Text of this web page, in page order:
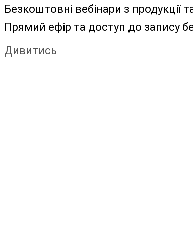
Безкоштовні вебінари з продукції
Прямий ефір та доступ до запису
Дивитись